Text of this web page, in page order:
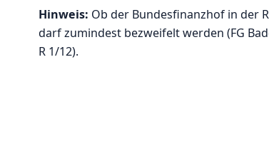
Hinweis: Ob der Bundesfinanzhof in der
darf zumindest bezweifelt werden (FG
R 1/12).